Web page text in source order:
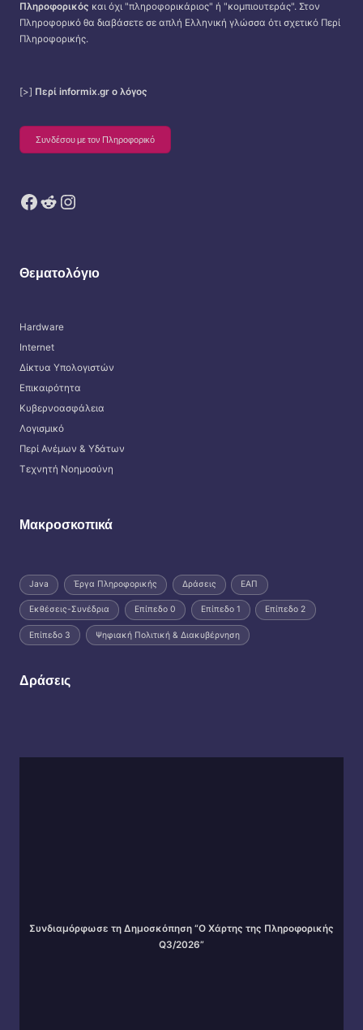
Πληροφορικός και όχι "πληροφορικάριος" ή "κομπιουτεράς". Στον
Πληροφορικό θα διαβάσετε σε απλή Ελληνική γλώσσα ότι σχετικό Περί
Πληροφορικής.
[>] Περί informix.gr ο λόγος
Συνδέσου με τον Πληροφορικό
Facebook
Reddit
Instagram
Θεματολόγιο
Hardware
Internet
Δίκτυα Υπολογιστών
Επικαιρότητα
Κυβερνοασφάλεια
Λογισμικό
Περί Ανέμων & Υδάτων
Τεχνητή Νοημοσύνη
Μακροσκοπικά
Java Έργα Πληροφορικής Δράσεις ΕΑΠ
Εκθέσεις-Συνέδρια Επίπεδο 0 Επίπεδο 1 Επίπεδο 2
Επίπεδο 3 Ψηφιακή Πολιτική & Διακυβέρνηση
Δράσεις
Συνδιαμόρφωσε τη Δημοσκόπηση “Ο Χάρτης της Πληροφορικής
Q3/2026”